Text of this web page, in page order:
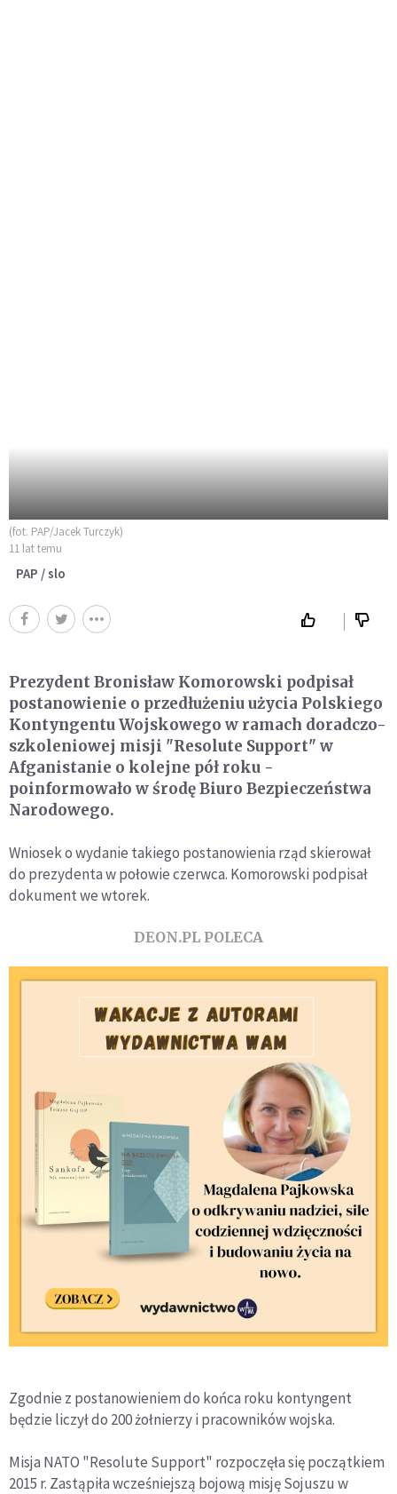
(fot. PAP/Jacek Turczyk)
11 lat temu
PAP / slo
Prezydent Bronisław Komorowski podpisał
postanowienie o przedłużeniu użycia Polskiego
Kontyngentu Wojskowego w ramach doradczo-
szkoleniowej misji "Resolute Support" w
Afganistanie o kolejne pół roku -
poinformowało w środę Biuro Bezpieczeństwa
Narodowego.
Wniosek o wydanie takiego postanowienia rząd skierował
do prezydenta w połowie czerwca. Komorowski podpisał
dokument we wtorek.
DEON.PL POLECA
Zgodnie z postanowieniem do końca roku kontyngent
będzie liczył do 200 żołnierzy i pracowników wojska.
Misja NATO "Resolute Support" rozpoczęła się początkiem
2015 r. Zastąpiła wcześniejszą bojową misję Sojuszu w